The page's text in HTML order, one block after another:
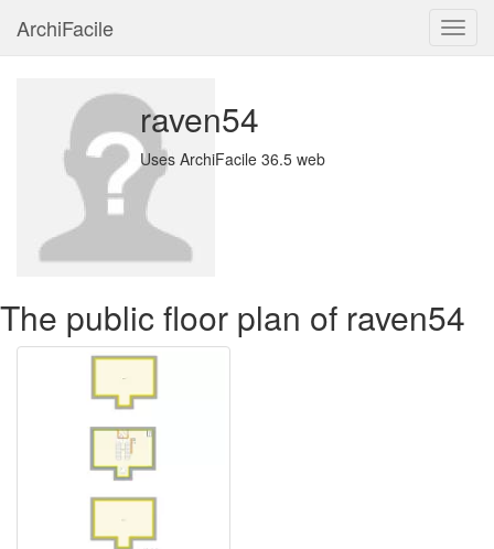
ArchiFacile
raven54
Uses ArchiFacile 36.5 web
The public floor plan of raven54